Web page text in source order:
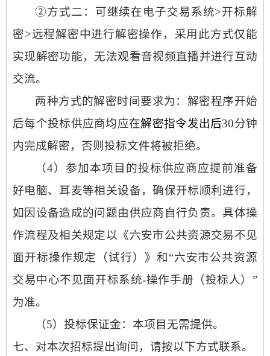
②方式二：可继续在电子交易系统>开标解
密>远程解密中进行解密操作，采用此方式仅能
实现解密功能，无法观看音视频直播并进行互动
交流。
两种方式的解密时间要求为：解密程序开始
后每个投标供应商均应在解密指令发出后30分钟
内完成解密，否则投标文件将被拒绝。
（4） 参加本项目的投标供应商应提前准备
好电脑、耳麦等相关设备，确保开标顺利进行，
如因设备造成的问题由供应商自行负责。具体操
作流程及相关规定以《六安市公共资源交易不见
面开标操作规定（试行）》和 “六安市公共资源
交易中心不见面开标系统-操作手册（投标人）”
为准。
（5）投标保证金：本项目无需提供。
七、对本次招标提出询问，请按以下方式联系。